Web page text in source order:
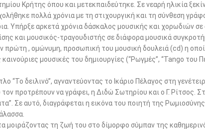
Κρήτης όπου και μετεκπαιδεύτηκε. Σε νεαρή ηλικία
πολλά χρόνια με τη στιχουργική και τη σύνθεση
Υπήρξε αρκετά χρόνια δάσκαλος μουσικής και χορωδιών
και μουσικός-τραγουδιστής σε διάφορα μουσικά
, ομώνυμη, προσωπική του μουσική δουλειά (cd) η
μουσικές του δημιουργίες (“Ρωγμές”, “Tango του
δειλινό”, αγναντεύοντας το Ικάριο Πέλαγος στη
προτρέπουν να γράφει, η Διδώ Σωτηρίου και ο Γ. Ρίτσος.
Σε αυτό, διαγράφεται η εικόνα του ποιητή της
μοιράζοντας τη ζωή του στο δίμορφο σύμπαν της